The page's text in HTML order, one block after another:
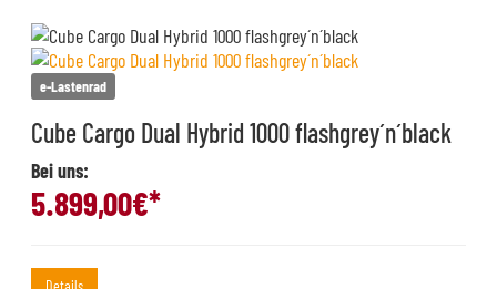
e-Lastenrad
Cube Cargo Dual Hybrid 1000 flashgrey´n´black
Bei uns:
5.899,00€*